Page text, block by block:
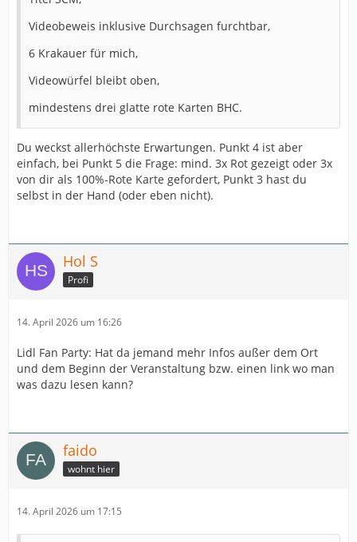
Videobeweis inklusive Durchsagen furchtbar,
6 Krakauer für mich,
Videowürfel bleibt oben,
mindestens drei glatte rote Karten BHC.
Du weckst allerhöchste Erwartungen. Punkt 4 ist aber
einfach, bei Punkt 5 die Frage: mind. 3x Rot gezeigt oder 3x
von dir als 100%-Rote Karte gefordert, Punkt 3 hast du
selbst in der Hand (oder eben nicht).
Hol S
Profi
14. April 2026 um 16:26
Lidl Fan Party: Hat da jemand mehr Infos außer dem Ort
und dem Beginn der Veranstaltung bzw. einen link wo man
was dazu lesen kann?
faido
wohnt hier
14. April 2026 um 17:15